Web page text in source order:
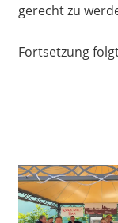
gerecht zu
Fortsetzung